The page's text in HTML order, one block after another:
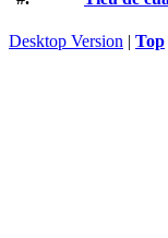
Desktop Version | Top